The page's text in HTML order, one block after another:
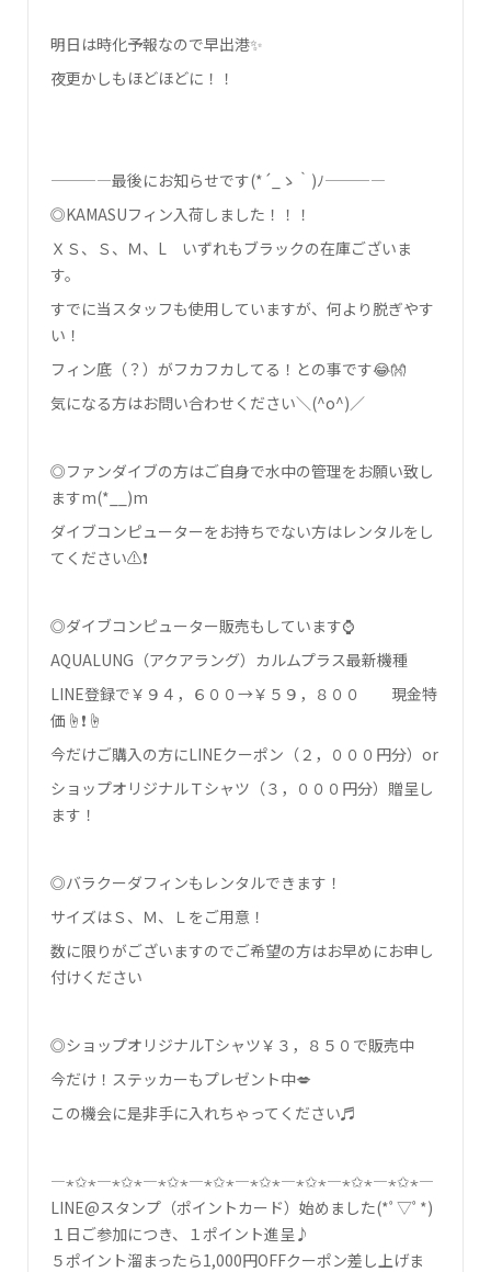
明日は時化予報なので早出港✨
夜更かしもほどほどに！！
————最後にお知らせです(*´_ゝ｀)ﾉ————
◎KAMASUフィン入荷しました！！！
ＸＳ、Ｓ、Ｍ、L いずれもブラックの在庫ございま
す。
すでに当スタッフも使用していますが、何より脱ぎやす
い！
フィン底（？）がフカフカしてる！との事です😂👐
気になる方はお問い合わせください＼(^o^)／
◎ファンダイブの方はご自身で水中の管理をお願い致し
ます‍m(*__)m
ダイブコンピューターをお持ちでない方はレンタルをし
てください⚠❗
◎ダイブコンピューター販売もしています⌚
AQUALUNG（アクアラング）カルムプラス最新機種
LINE登録で￥９４，６００→￥５９，８００ 現金特
価☝❗☝
今だけご購入の方にLINEクーポン（２，０００円分）or
ショップオリジナルＴシャツ（３，０００円分）贈呈し
ます！
◎バラクーダフィンもレンタルできます！
サイズはＳ、Ｍ、Ｌをご用意！
数に限りがございますのでご希望の方はお早めにお申し
付けください
◎ショップオリジナルTシャツ￥３，８５０で販売中
今だけ！ステッカーもプレゼント中💋
この機会に是非手に入れちゃってください♬
―⋆✩⋆―⋆✩⋆―⋆✩⋆―⋆✩⋆―⋆✩⋆―⋆✩⋆―⋆✩⋆―⋆✩⋆―
LINE@スタンプ（ポイントカード）始めました(*ﾟ▽ﾟ*)
１日ご参加につき、１ポイント進呈♪
５ポイント溜まったら1,000円OFFクーポン差し上げま